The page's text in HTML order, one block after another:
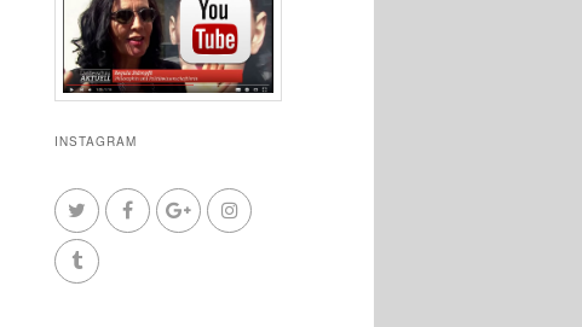
INSTAGRAM